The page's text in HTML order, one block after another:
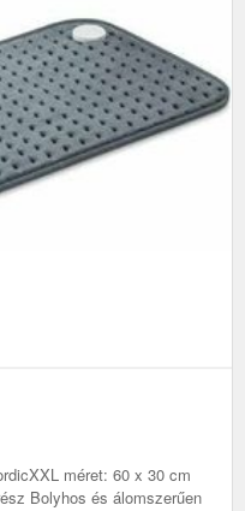
méret: 60 x 30 cm
Bolyhos és álomszerűen